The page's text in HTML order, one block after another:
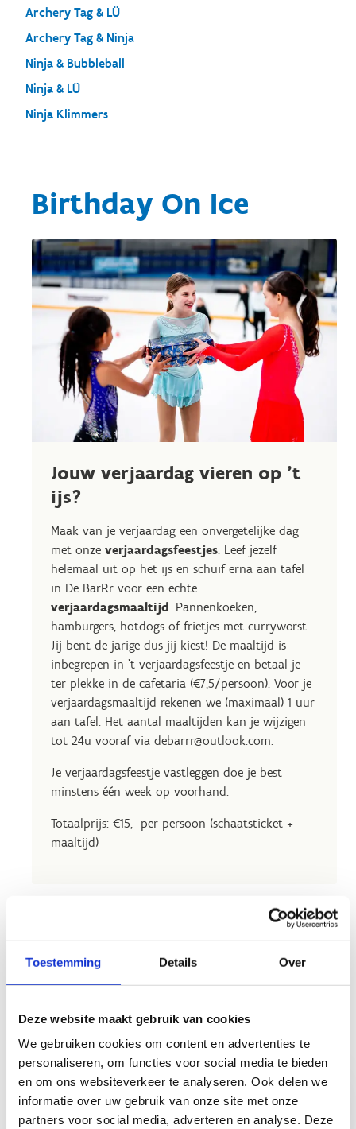
Toestemming Details Over
Deze website maakt gebruik van cookies
We gebruiken cookies om content en advertenties te
personaliseren, om functies voor social media te bieden
en om ons websiteverkeer te analyseren. Ook delen we
informatie over uw gebruik van onze site met onze
partners voor social media, adverteren en analyse. Deze
Archery Tag & LÜ
Archery Tag & Ninja
Ninja & Bubbleball
Ninja & LÜ
Ninja Klimmers
Birthday On Ice
Jouw verjaardag vieren op 't
ijs?
Maak van je verjaardag een onvergetelijke dag
met onze verjaardagsfeestjes. Leef jezelf
helemaal uit op het ijs en schuif erna aan tafel
in De BarRr voor een echte
verjaardagsmaaltijd. Pannenkoeken,
hamburgers, hotdogs of frietjes met curryworst.
Jij bent de jarige dus jij kiest! De maaltijd is
inbegrepen in 't verjaardagsfeestje en betaal je
ter plekke in de cafetaria (€7,5/persoon). Voor je
verjaardagsmaaltijd rekenen we (maximaal) 1 uur
aan tafel. Het aantal maaltijden kan je wijzigen
tot 24u vooraf via debarrr@outlook.com.
Je verjaardagsfeestje vastleggen doe je best
minstens één week op voorhand.
Totaalprijs: €15,- per persoon (schaatsticket +
maaltijd)
Let op, verjaardagsfeestjes op de ijsbaan kunnen
geboekt worden tot en met donderdag 2 april.
Daarna schakelen we over op onze zomerfeestjes.
Boek je
verjaardagsfeestje
op de ijsbaan
Download je
unieke
uitnodigingskaart